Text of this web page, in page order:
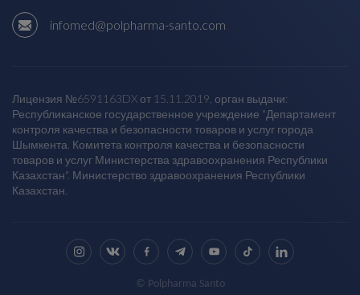
infomed@polpharma-santo.com
Лицензия №6591163DX от 15.11.2019, орган выдачи:
Республиканское государственное учреждение "Департамент
контроля качества и безопасности товаров и услуг города
Шымкента. Комитета контроля качества и безопасности
товаров и услуг Министерства здравоохранения Республики
Казахстан". Министерство здравоохранения Республики
Казахстан.
© Polpharma Santo